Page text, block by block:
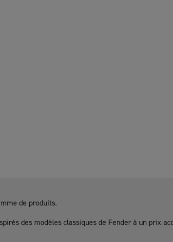
de produits.
des modèles classiques de Fender à un prix